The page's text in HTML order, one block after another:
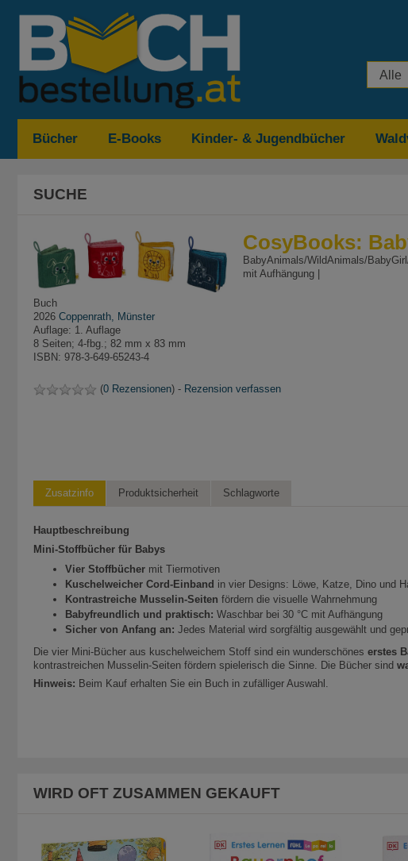
Alle
Bücher E-Books Kinder- & Jugendbücher
SUCHE
CosyBooks:
BabyAnimals/WildAnimals/
mit Aufhängung |
Buch
2026 Coppenrath, Münster
Auflage: 1. Auflage
8 Seiten; 4-fbg.; 82 mm x 83 mm
ISBN: 978-3-649-65243-4
(0 Rezensionen) - Rezension verfassen
Zusatzinfo Produktsicherheit Schlagworte
Hauptbeschreibung
Mini-Stoffbücher für Babys
Vier Stoffbücher mit Tiermotiven
Kuschelweicher Cord-Einband in vier Designs: Löwe, Katze, Dino und
Kontrastreiche Musselin-Seiten fördern die visuelle Wahrnehmung
Babyfreundlich und praktisch: Waschbar bei 30 °C mit Aufhängung
Sicher von Anfang an: Jedes Material wird sorgfältig ausgewählt und
Die vier Mini-Bücher aus kuschelweichem Stoff sind ein wunderschönes erstes
kontrastreichen Musselin-Seiten fördern spielerisch die Sinne. Die Bücher sind w
Hinweis: Beim Kauf erhalten Sie ein Buch in zufälliger Auswahl.
WIRD OFT ZUSAMMEN GEKAUFT